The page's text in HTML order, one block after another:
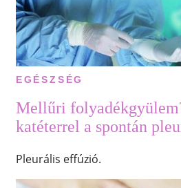
EGÉSZSÉG
Mellűri
katéterrel a spontán
Pleurális effúzió.